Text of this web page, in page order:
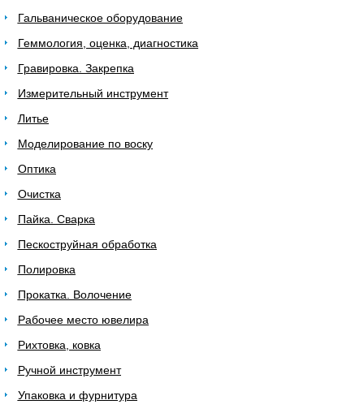
Гальваническое оборудование
Геммология, оценка, диагностика
Гравировка. Закрепка
Измерительный инструмент
Литье
Моделирование по воску
Оптика
Очистка
Пайка. Сварка
Пескоструйная обработка
Полировка
Прокатка. Волочение
Рабочее место ювелира
Рихтовка, ковка
Ручной инструмент
Упаковка и фурнитура